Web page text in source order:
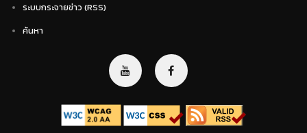
ระบบกระจายข่าว (RSS)
ค้นหา